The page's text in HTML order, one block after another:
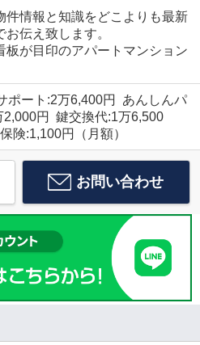
件情報と知識をどこよりも最新
お伝え致します。
板が目印のアパートマンション
ポート:2万6,400円 あんしんパ
2,000円 鍵交換代:1万6,500
険:1,100円（月額）
お問い合わせ